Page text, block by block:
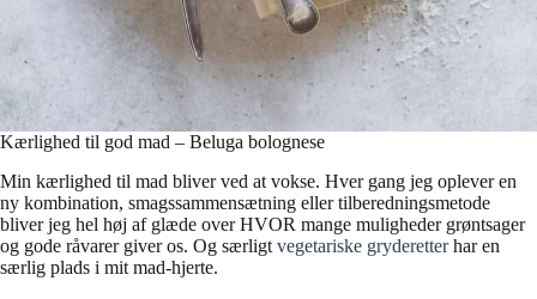
Kærlighed til god mad – Beluga bolognese
Min kærlighed til mad bliver ved at vokse. Hver gang jeg oplever en
ny kombination, smagssammensætning eller tilberedningsmetode
bliver jeg hel høj af glæde over HVOR mange muligheder grøntsager
og gode råvarer giver os. Og særligt vegetariske gryderetterhar en
særlig plads i mit mad-hjerte.